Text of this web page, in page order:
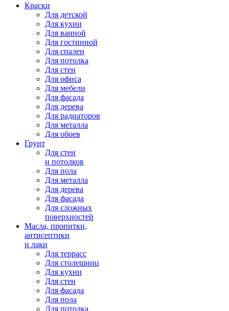
Краски
Для детской
Для кухни
Для ванной
Для гостинной
Для спален
Для потолка
Для стен
Для офиса
Для мебели
Для фасада
Для дерева
Для радиаторов
Для металла
Для обоев
Грунт
Для стен
и потолков
Для пола
Для металла
Для дерева
Для фасада
Для сложных
поверхностей
Масла, пропитки,
антисептики
и лаки
Для террасс
Для столешниц
Для кухни
Для стен
Для фасада
Для пола
Для потолка